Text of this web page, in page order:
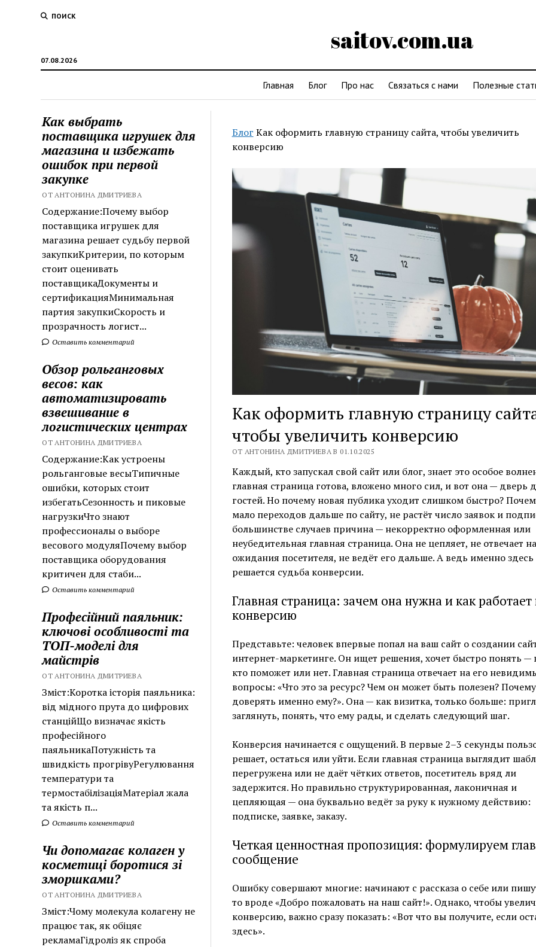
ПОИСК
saitov.com.ua
07.08.2026
Главная Блог Про нас Связаться с нами Полезные
Как выбрать
поставщика игрушек для
магазина и избежать
ошибок при первой
закупке
ОТ АНТОНИНА ДМИТРИЕВА
Содержание:Почему выбор
поставщика игрушек для
магазина решает судьбу первой
закупкиКритерии, по которым
стоит оценивать
поставщикаДокументы и
сертификацияМинимальная
партия закупкиСкорость и
прозрачность логист...
Оставить комментарий
Обзор рольганговых
весов: как
автоматизировать
взвешивание в
логистических центрах
ОТ АНТОНИНА ДМИТРИЕВА
Содержание:Как устроены
рольганговые весыТипичные
ошибки, которых стоит
избегатьСезонность и пиковые
нагрузкиЧто знают
профессионалы о выборе
весового модуляПочему выбор
поставщика оборудования
критичен для стаби...
Оставить комментарий
Професійний паяльник:
ключові особливості та
ТОП-моделі для
майстрів
ОТ АНТОНИНА ДМИТРИЕВА
Зміст:Коротка історія паяльника:
від мідного прута до цифрових
станційЩо визначає якість
професійного
паяльникаПотужність та
швидкість прогрівуРегулювання
температури та
термостабілізаціяМатеріал жала
та якість п...
Оставить комментарий
Чи допомагає колаген у
косметиці боротися зі
зморшками?
ОТ АНТОНИНА ДМИТРИЕВА
Зміст:Чому молекула колагену не
працює так, як обіцяє
рекламаГідроліз як спроба
Блог Как оформить главную страницу сайта, чтобы увеличить
конверсию
Как оформить главную страницу
чтобы увеличить конверсию
ОТ АНТОНИНА ДМИТРИЕВА В 01.10.2025
Каждый, кто запускал свой сайт или блог, знает это особое
главная страница готова, вложено много сил, и вот она — дверь
гостей. Но почему новая публика уходит слишком быстро?
мало переходов дальше по сайту, не растёт число заявок и
большинстве случаев причина — некорректно оформленная или
неубедительная главная страница. Она не цепляет, не отвечает на
ожидания посетителя, не ведёт его дальше. А ведь именно здесь
решается судьба конверсии.
Главная страница: зачем она нужна и как работает
конверсию
Представьте: человек впервые попал на ваш сайт о создании
интернет-маркетинге. Он ищет решения, хочет быстро понять —
кто поможет или нет. Главная страница отвечает на его
вопросы: «Что это за ресурс? Чем он может быть полезен? Почему
доверять именно ему?». Она — как визитка, только больше:
заглянуть, понять, что ему рады, и сделать следующий шаг.
Конверсия начинается с ощущений. В первые 2–3 секунды
решает, остаться или уйти. Если главная страница выглядит
перегружена или не даёт чётких ответов, посетитель вряд ли
задержится. Но правильно структурированная, лаконичная и
цепляющая — она буквально ведёт за руку к нужному действию:
подписке, заявке, заказу.
Четкая ценностная пропозиция: формулируем
сообщение
Ошибку совершают многие: начинают с рассказа о себе или
то вроде «Добро пожаловать на наш сайт!». Однако, чтобы
конверсию, важно сразу показать: «Вот что вы получите, если
здесь».